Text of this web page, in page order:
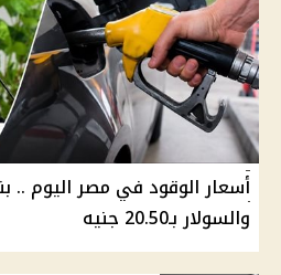
والسولار بـ20.50 جنيه